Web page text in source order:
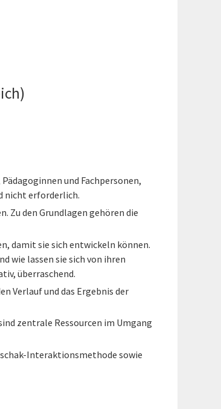
und Fachpersonen,
nicht erforderlich.
Zu den Grundlagen gehören die
damit sie sich entwickeln können.
wie lassen sie sich von ihren
überraschend.
Verlauf und das Ergebnis der
zentrale Ressourcen im Umgang
Interaktionsmethode sowie